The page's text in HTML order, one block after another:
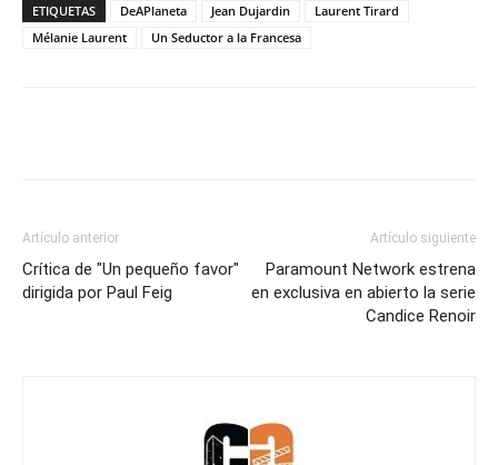
ETIQUETAS DeAPlaneta Jean Dujardin
Laurent Tirard
Mélanie Laurent
Un Seductor a la Francesa
Artículo anterior
Crítica de "Un pequeño favor"
dirigida por Paul Feig
Artículo siguiente
Paramount Network estrena
en exclusiva en abierto la serie
Candice Renoir